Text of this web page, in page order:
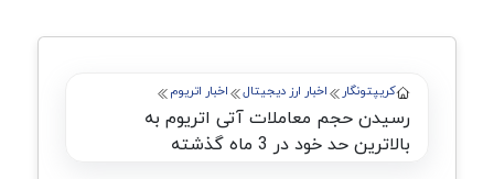
کریپتونگار اخبار ارز دیجیتال اخبار اتریوم
رسیدن حجم معاملات آتی اتریوم به
بالاترین حد خود در 3 ماه گذشته